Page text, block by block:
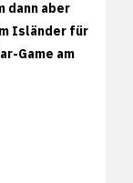
dann aber
Isländer für
Game am